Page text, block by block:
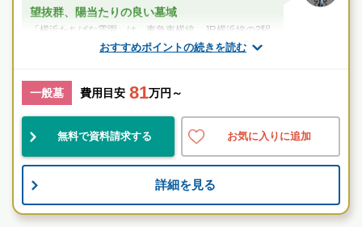
おすすめポイントの続きを読む
望抜群、陽当たりの良い墓域
「横浜たちばな霊園」は、東急東横線、JR横浜線の2駅
を利用できる市街地の中心に位置しながら、豊かな緑と
妙蓮寺駅
好立地 宗教不問
お墓のことなら何でもご相談ください
一般墓 費用目安 81万円～
無料で資料請求する お気に入りに追加
詳細を見る